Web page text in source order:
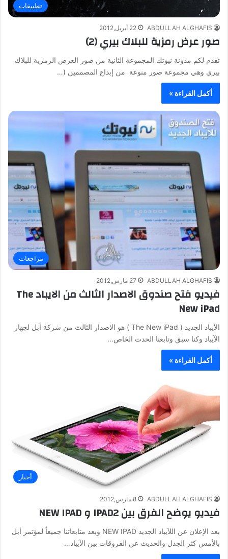
تطبيقات
ABDULLAH ALGHAFIS 22 أبريل,2012
صور عرض رمزية للبلاك بيري (2)
تقدم لكم مدونة نيوتك المجموعة الثانية من صور العرض الرمزية للبلاك
بيري وهي مجموعة صور منوعة من إبداع المصممين (…
أكمل القراءة »
مراجعات
ABDULLAH ALGHAFIS 27 مارس,2012
فيديو فتح صندوق الاصدار الثالث من الايباد The
New iPad
الآيباد الجديد ( The New iPad ) هو الاصدار الثالث من شركة أبل لجهاز
الآيباد وكنا سبق وتابعنا الحدث الخاص…
أكمل القراءة »
أخبار
ABDULLAH ALGHAFIS 8 مارس,2012
فيديو يوضح الفرق بين IPAD2 و NEW IPAD
بعد الإعلان عن اللآيباد الجديد NEW IPAD وبعد متابعاتنا جميعاً لمؤتمر أبل
بالأمس كثر الجدل والحديث عن الفروقات بين الآيباد…